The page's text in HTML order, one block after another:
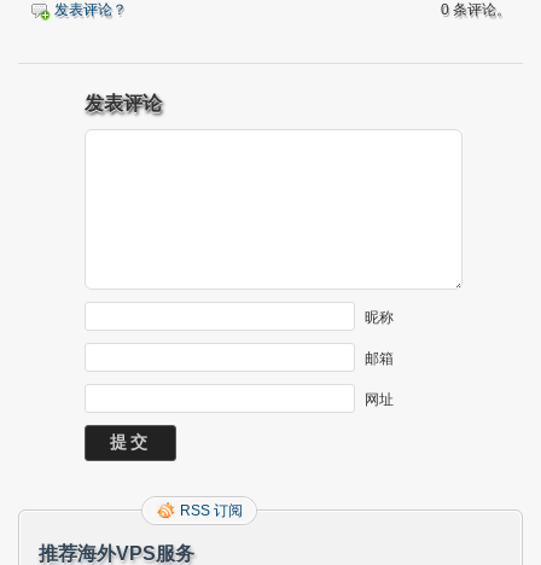
发表评论？ 0 条评论。
发表评论
昵称
邮箱
网址
RSS 订阅
推荐海外VPS服务